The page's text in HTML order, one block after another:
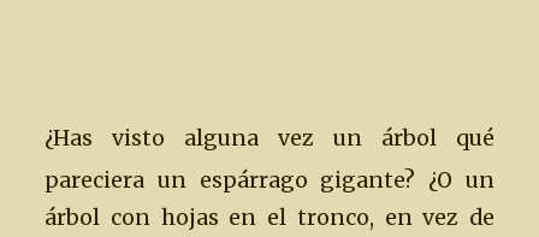
¿Has visto alguna vez un árbol qué
pareciera un espárrago gigante? ¿O un
árbol con hojas en el tronco, en vez de